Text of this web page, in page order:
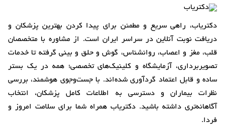
دکتریاب، راهی سریع و مطمئن برای پیدا کردن بهترین پزشکان و
دریافت نوبت آنلاین در سراسر ایران است. از مشاوره با متخصصان
قلب، مغز و اعصاب، روانشناس، گوش و حلق و بینی گرفته تا خدمات
تصویربرداری، آزمایشگاه و کلینیک‌های تخصصی؛ همه در یک بستر
ساده و قابل اعتماد گردآوری شده‌اند. با جست‌وجوی هوشمند، بررسی
نظرات بیماران و دسترسی به اطلاعات کامل پزشکان، انتخاب
آگاهانه‌تری داشته باشید. دکتریاب همراه شما برای سلامت امروز و
فردا.